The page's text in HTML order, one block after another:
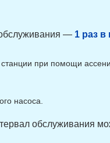
— 1 раз в
при помощи
насоса.
обслуживания